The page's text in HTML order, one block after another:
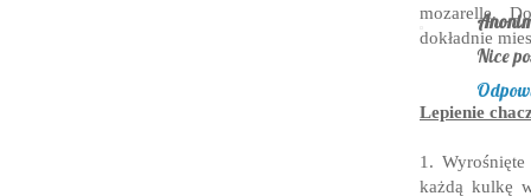
mozarellę.
dokładnie
Lepienie
1.
każdą kulkę
Nice